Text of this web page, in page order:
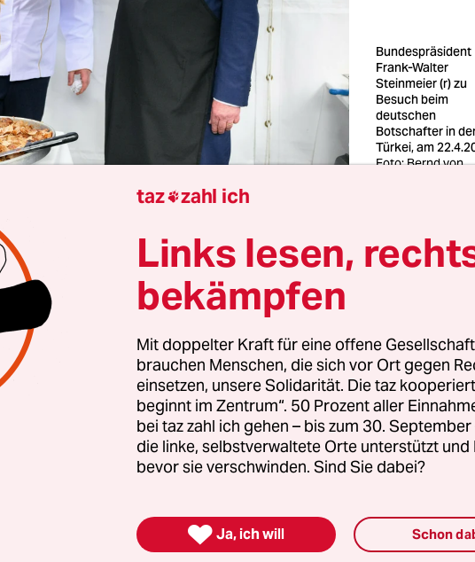
Bundespräsident
Frank-Walter
Steinmeier (r) zu
Besuch beim
deutschen
Botschafter in
Türkei, am
Foto: Bernd von
Dinge, die sollten ewig halten: Lieblingspullis,
– und der Döner um die Ecke. Unkompliziert,
leicht knoblauchig. Ein Stück Alltag, ohne den
zu werden. Dieser dampfende, tropfende,
in Alufolie – er ist Mahlzeit und
Der Döner ist vielleicht das letzte große Lagerfeuer
Zivilisation. Man steht nebeneinander, murmelt „mit
beim „scharf?“ und zahlt bar. Für einen kurzen, Moment:
gelöscht.
Dreiklang aus Brot, Fleisch, Soße. Kein Dresscode, kein
Latte-Art. Nur ehrlicher Hunger. Und der Wunsch,
taz zahl ich
Links lesen,
bekämpfen
Mit doppelter Kraft für eine offene
brauchen Menschen, die sich vor Ort gegen
einsetzen, unsere Solidarität. Die taz
beginnt im Zentrum“. 50 Prozent aller
bei taz zahl ich gehen – bis zum 30.
die linke, selbstverwaltete Orte unterstützt und
bevor sie verschwinden. Sind Sie dabei?
 Ja, ich will Schon